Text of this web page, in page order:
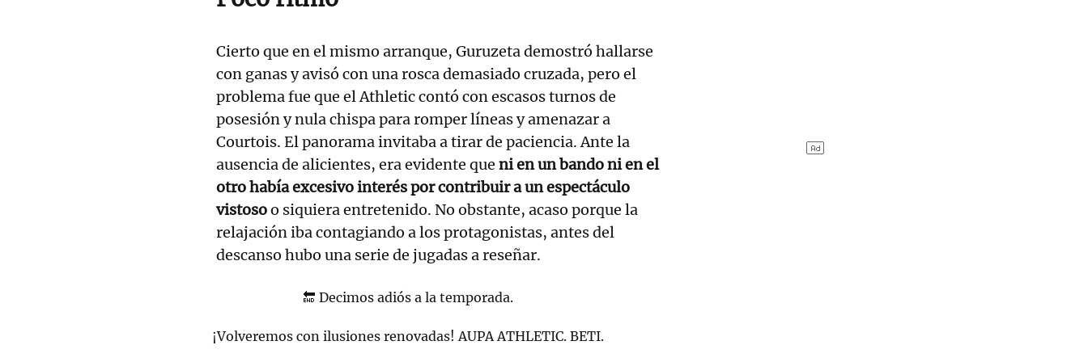
Cierto que en el mismo arranque, Guruzeta demostró hallarse
con ganas y avisó con una rosca demasiado cruzada, pero el
problema fue que el Athletic contó con escasos turnos de
posesión y nula chispa para romper líneas y amenazar a
Courtois. El panorama invitaba a tirar de paciencia. Ante la
ausencia de alicientes, era evidente que ni en un bando ni en el
otro había excesivo interés por contribuir a un espectáculo
vistosoo siquiera entretenido. No obstante, acaso porque la
relajación iba contagiando a los protagonistas, antes del
descanso hubo una serie de jugadas a reseñar.
🔚 Decimos adiós a la temporada.
¡Volveremos con ilusiones renovadas! AUPA ATHLETIC. BETI.